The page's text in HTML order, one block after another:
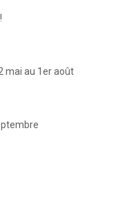
mai au 1er août